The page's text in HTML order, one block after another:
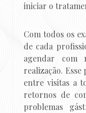
iniciar o
Com todos os
de cada
agendar
realização.
entre visitas a
retornos de
problemas